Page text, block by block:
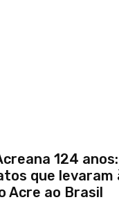
124 anos:
que levaram
Acre ao Brasil